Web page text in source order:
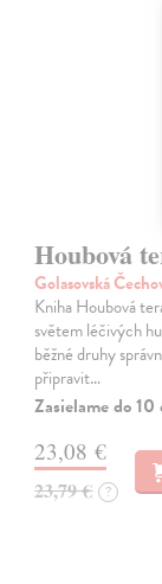
Houbová
Golasovská
Kniha Houbová
světem léčivých
běžné druhy
připravit…
Zasielame do 10
23,08 €
23,79 € ?